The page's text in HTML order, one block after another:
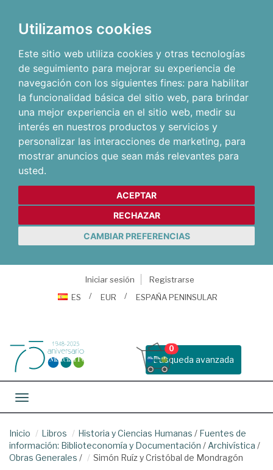
Utilizamos cookies
Este sitio web utiliza cookies y otras tecnologías
de seguimiento para mejorar su experiencia de
navegación con los siguientes fines: para habilitar
la funcionalidad básica del sitio web, para brindar
una mejor experiencia en el sitio web, medir su
interés en nuestros productos y servicios y
personalizar las interacciones de marketing, para
mostrar anuncios que sean más relevantes para
usted.
ACEPTAR
RECHAZAR
CAMBIAR PREFERENCIAS
Iniciar sesión
Registrarse
ES
EUR ESPAÑA PENINSULAR
Busqueda avanzada
0
Toggle navigation
Inicio Libros Historia y Ciencias Humanas / Fuentes de
información: Biblioteconomía y Documentación / Archivística /
Obras Generales / Simón Ruíz y Cristóbal de Mondragón